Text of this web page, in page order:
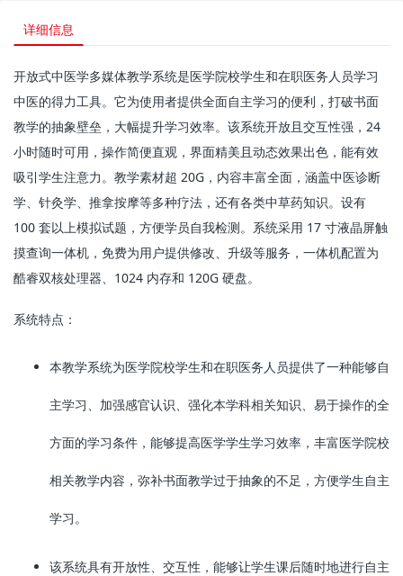
详细信息
开放式中医学多媒体教学系统是医学院校学生和在职医务人员学习
中医的得力工具。它为使用者提供全面自主学习的便利，打破书面
教学的抽象壁垒，大幅提升学习效率。该系统开放且交互性强，24
小时随时可用，操作简便直观，界面精美且动态效果出色，能有效
吸引学生注意力。教学素材超 20G，内容丰富全面，涵盖中医诊断
学、针灸学、推拿按摩等多种疗法，还有各类中草药知识。设有
100 套以上模拟试题，方便学员自我检测。系统采用 17 寸液晶屏触
摸查询一体机，免费为用户提供修改、升级等服务，一体机配置为
酷睿双核处理器、1024 内存和 120G 硬盘。
系统特点：
本教学系统为医学院校学生和在职医务人员提供了一种能够自
主学习、加强感官认识、强化本学科相关知识、易于操作的全
方面的学习条件，能够提高医学学生学习效率，丰富医学院校
相关教学内容，弥补书面教学过于抽象的不足，方便学生自主
学习。
该系统具有开放性、交互性，能够让学生课后随时地进行自主